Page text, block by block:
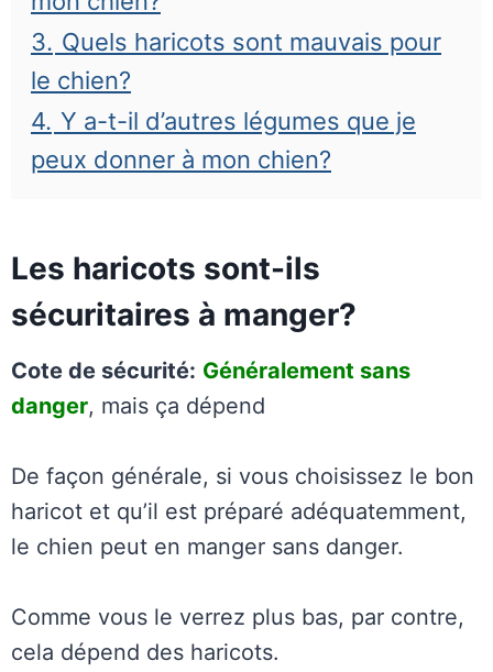
3. Quels haricots sont mauvais pour
le chien?
4. Y a-t-il d’autres légumes que je
peux donner à mon chien?
Les haricots sont-ils
sécuritaires à manger?
Cote de sécurité: Généralement sans
danger, mais ça dépend
De façon générale, si vous choisissez le bon
haricot et qu’il est préparé adéquatemment,
le chien peut en manger sans danger.
Comme vous le verrez plus bas, par contre,
cela dépend des haricots.